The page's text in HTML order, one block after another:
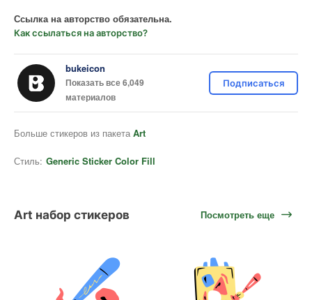
Ссылка на авторство обязательна.
Как ссылаться на авторство?
bukeicon
Показать все 6,049
материалов
Подписаться
Больше стикеров из пакета Art
Стиль: Generic Sticker Color Fill
Art набор стикеров Посмотреть еще